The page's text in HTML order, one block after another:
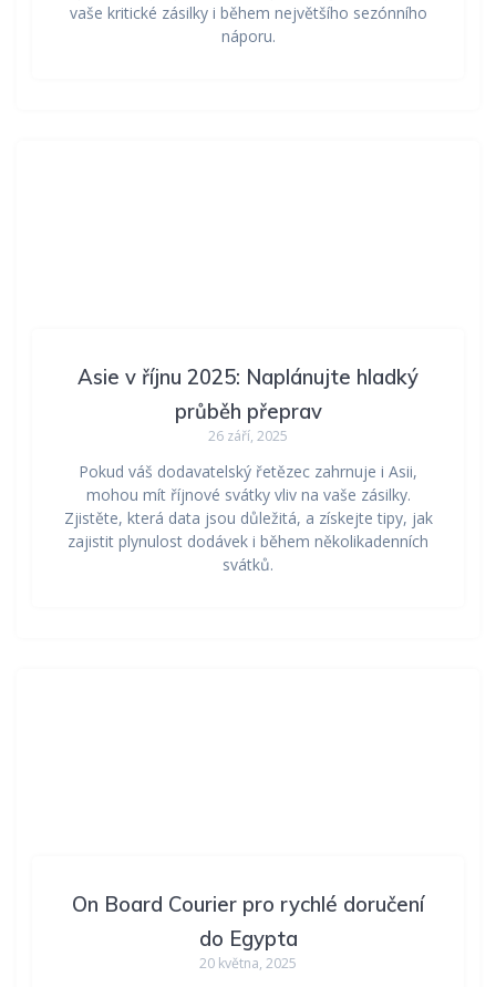
vaše kritické zásilky i během největšího sezónního
náporu.
Asie v říjnu 2025: Naplánujte hladký
průběh přeprav
26 září, 2025
Pokud váš dodavatelský řetězec zahrnuje i Asii,
mohou mít říjnové svátky vliv na vaše zásilky.
Zjistěte, která data jsou důležitá, a získejte tipy, jak
zajistit plynulost dodávek i během několikadenních
svátků.
On Board Courier pro rychlé doručení
do Egypta
20 května, 2025